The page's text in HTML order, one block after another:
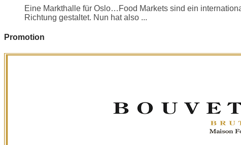
Eine Markthalle für Oslo…Food Markets sind ein
Richtung gestaltet. Nun hat also ...
Promotion